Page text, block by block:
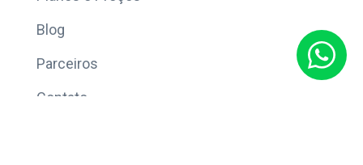
Blog
Parceiros
Contato